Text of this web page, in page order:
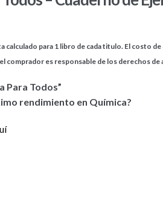
calculado para 1 libro de cada titulo. El costo
comprador es responsable de los derechos de
Para Todos”
rendimiento en Química?